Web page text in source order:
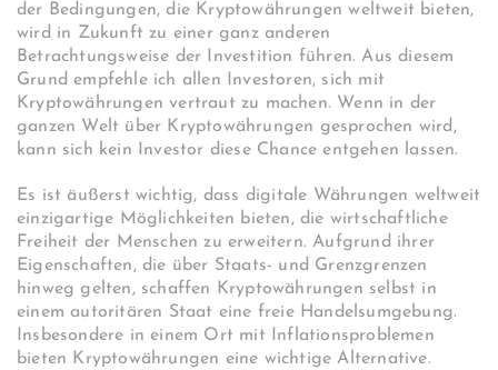
der Bedingungen, die Kryptowährungen weltweit bieten,
wird in Zukunft zu einer ganz anderen
Betrachtungsweise der Investition führen. Aus diesem
Grund empfehle ich allen Investoren, sich mit
Kryptowährungen vertraut zu machen. Wenn in der
ganzen Welt über Kryptowährungen gesprochen wird,
kann sich kein Investor diese Chance entgehen lassen.
Es ist äußerst wichtig, dass digitale Währungen weltweit
einzigartige Möglichkeiten bieten, die wirtschaftliche
Freiheit der Menschen zu erweitern. Aufgrund ihrer
Eigenschaften, die über Staats- und Grenzgrenzen
hinweg gelten, schaffen Kryptowährungen selbst in
einem autoritären Staat eine freie Handelsumgebung.
Insbesondere in einem Ort mit Inflationsproblemen
bieten Kryptowährungen eine wichtige Alternative.